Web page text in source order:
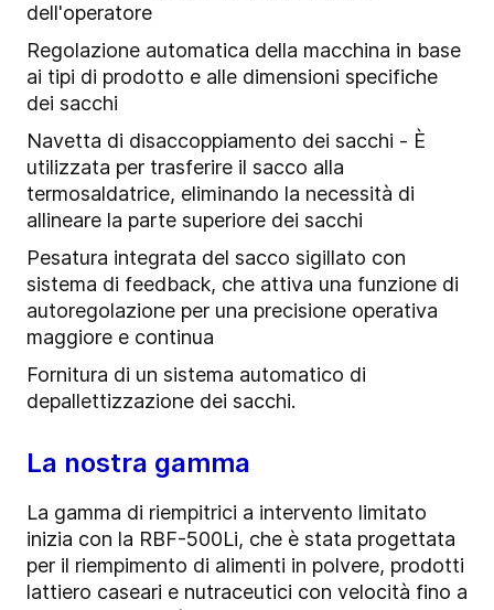
dell'operatore
Regolazione automatica della macchina in base
ai tipi di prodotto e alle dimensioni specifiche
dei sacchi
Navetta di disaccoppiamento dei sacchi - È
utilizzata per trasferire il sacco alla
termosaldatrice, eliminando la necessità di
allineare la parte superiore dei sacchi
Pesatura integrata del sacco sigillato con
sistema di feedback, che attiva una funzione di
autoregolazione per una precisione operativa
maggiore e continua
Fornitura di un sistema automatico di
depallettizzazione dei sacchi.
La nostra gamma
La gamma di riempitrici a intervento limitato
inizia con la RBF-500Li, che è stata progettata
per il riempimento di alimenti in polvere, prodotti
lattiero caseari e nutraceutici con velocità fino a